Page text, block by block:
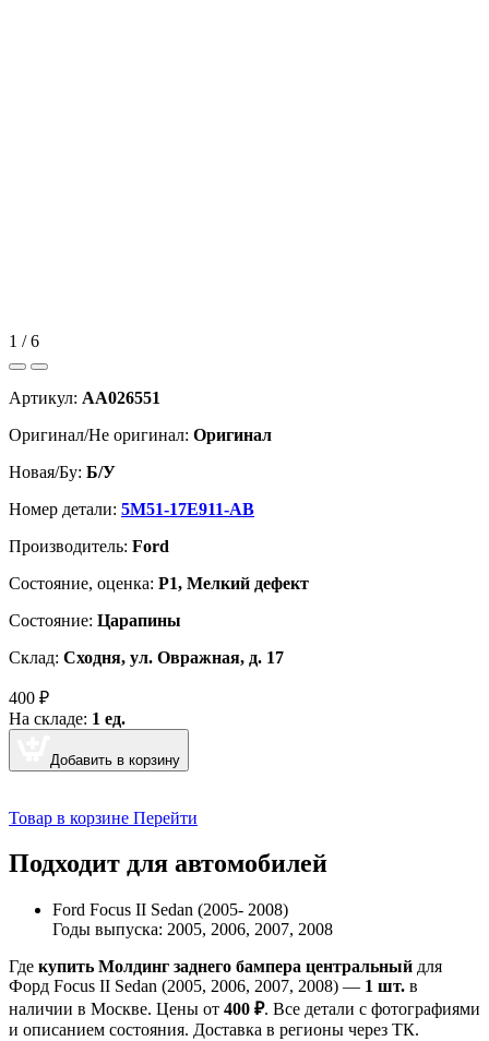
1 / 6
Артикул: AA026551
Оригинал/Не оригинал: Оригинал
Новая/Бу: Б/У
Номер детали: 5M51-17E911-AB
Производитель: Ford
Cостояние, оценка: Р1, Мелкий дефект
Состояние: Царапины
Склад: Сходня, ул. Овражная, д. 17
400 ₽
На складе: 1 ед.
Добавить в корзину
Товар в корзине Перейти
Подходит для автомобилей
Ford Focus II Sedan (2005- 2008)
Годы выпуска: 2005, 2006, 2007, 2008
Где купить Молдинг заднего бампера центральный для
Форд Focus II Sedan (2005, 2006, 2007, 2008) — 1 шт. в
наличии в Москве. Цены от 400 ₽. Все детали с фотографиями
и описанием состояния. Доставка в регионы через ТК.